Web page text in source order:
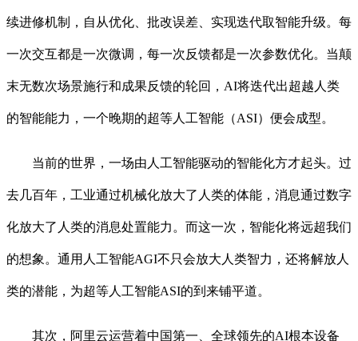
续进修机制，自从优化、批改误差、实现迭代取智能升级。每
一次交互都是一次微调，每一次反馈都是一次参数优化。当颠
末无数次场景施行和成果反馈的轮回，AI将迭代出超越人类
的智能能力，一个晚期的超等人工智能（ASI）便会成型。
当前的世界，一场由人工智能驱动的智能化方才起头。过
去几百年，工业通过机械化放大了人类的体能，消息通过数字
化放大了人类的消息处置能力。而这一次，智能化将远超我们
的想象。通用人工智能AGI不只会放大人类智力，还将解放人
类的潜能，为超等人工智能ASI的到来铺平道。
其次，阿里云运营着中国第一、全球领先的AI根本设备